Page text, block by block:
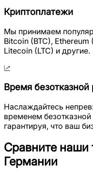
Криптоплатежи
Мы принимаем
Bitcoin (BTC),
Litecoin (LTC) и другие.
Время
Наслаждайтесь
временем
гарантируя, что ваш
Сравните наши
Германии